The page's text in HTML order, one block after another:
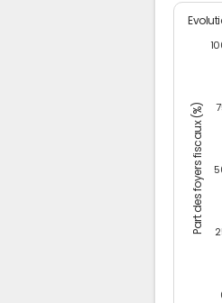
Part des foyers fiscaux (%)